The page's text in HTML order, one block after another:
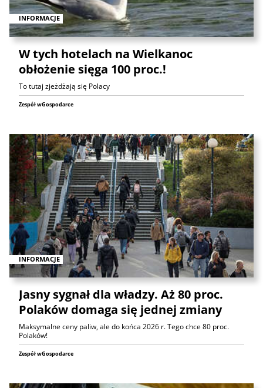
INFORMACJE
W tych hotelach na Wielkanoc
obłożenie sięga 100 proc.!
To tutaj zjeżdżają się Polacy
Zespół wGospodarce
INFORMACJE
Jasny sygnał dla władzy. Aż 80 proc.
Polaków domaga się jednej zmiany
Maksymalne ceny paliw, ale do końca 2026 r. Tego chce 80 proc.
Polaków!
Zespół wGospodarce